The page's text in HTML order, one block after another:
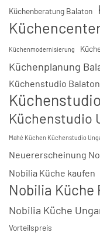
Küchenberatung Balaton
Küchenmodernisierung
Küchenplanung
Küchenstudio Balaton
Küchenstudio
Mahé Küchen Küchenstudio
Neuererscheinung
Nobilia Küche kaufen
Nobilia Küche
Nobilia Küche
Vorteilspreis